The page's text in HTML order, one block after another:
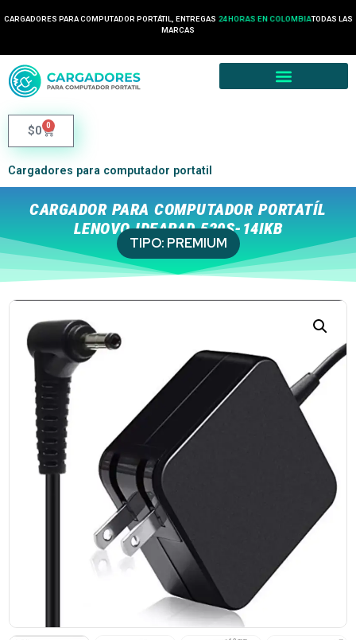
CARGADORES PARA COMPUTADOR PORTÁTIL, ENTREGAS 24 HORAS EN COLOMBIATODAS LAS
MARCAS
$0 0
Cargadores para computador portatil
CARGADOR PARA COMPUTADOR PORTATÍL
LENOVO IDEAPAD 520S-14IKB
TIPO: PREMIUM